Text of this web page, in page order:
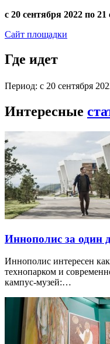
с 20 сентября 2022 по 21
Сайт площадки
Где идет
Период: с 20 сентября
Интересные
Иннополис за один
Иннополис интересен
технопарком и
кампус-музей:…